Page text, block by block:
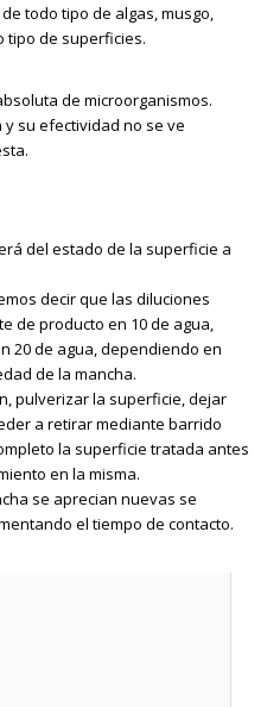
todo tipo de algas, musgo,
tipo de superficies.
de microorganismos.
su efectividad no se ve
del estado de la superficie a
decir que las diluciones
de producto en 10 de agua,
20 de agua, dependiendo en
de la mancha.
pulverizar la superficie, dejar
a retirar mediante barrido
la superficie tratada antes
en la misma.
se aprecian nuevas se
el tiempo de contacto.